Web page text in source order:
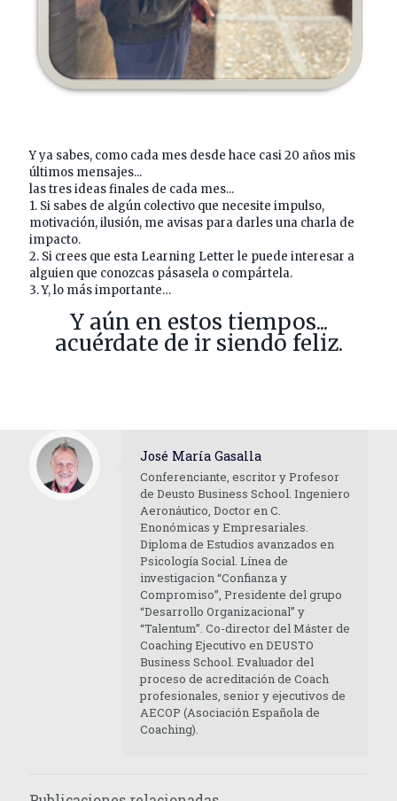
Y ya sabes, como cada mes desde hace casi 20 años mis
últimos mensajes...
las tres ideas finales de cada mes...
1. Si sabes de algún colectivo que necesite impulso,
motivación, ilusión, me avisas para darles una charla de
impacto.
2. Si crees que esta Learning Letter le puede interesar a
alguien que conozcas pásasela o compártela.
3. Y, lo más importante…
Y aún en estos tiempos...
acuérdate de ir siendo feliz.
José María Gasalla
Conferenciante, escritor y Profesor
de Deusto Business School. Ingeniero
Aeronáutico, Doctor en C.
Enonómicas y Empresariales.
Diploma de Estudios avanzados en
Psicología Social. Línea de
investigacion “Confianza y
Compromiso”, Presidente del grupo
“Desarrollo Organizacional” y
“Talentum”. Co-director del Máster de
Coaching Ejecutivo en DEUSTO
Business School. Evaluador del
proceso de acreditación de Coach
profesionales, senior y ejecutivos de
AECOP (Asociación Española de
Coaching).